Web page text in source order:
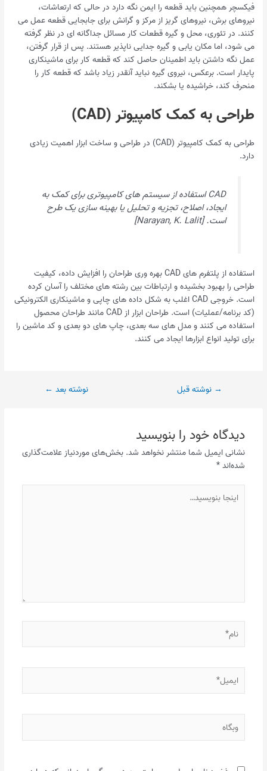
فیکسچر همچنین باید قطعه را ایمن نگه دارد در حالی که ارتعاشات،
نیروهای برش، نیروهای گریز از مرکز و گرانش برای جابجایی قطعه عمل می
کنند. در تئوری، محل و گیره قطعات کار مسائل جداگانه ای در نظر گرفته
می شود، اما مکان یابی و گیره جدایی ناپذیر هستند. پس از قرار گرفتن،
عمل نگه داشتن باید اطمینان حاصل کند که قطعه کار برای ماشینکاری
پایدار است. برعکس، نیروی گیره نباید آنقدر زیاد باشد که قطعه کار را
منحرف کند، خراشیده یا بشکند.
طراحی به کمک کامپیوتر (CAD)
طراحی به کمک کامپیوتر (CAD) در طراحی و ساخت ابزار اهمیت زیادی
دارد.
CAD استفاده از سیستم های کامپیوتری برای کمک به
ایجاد، اصلاح، تجزیه و تحلیل یا بهینه سازی یک طرح
است. [Narayan, K. Lalit]
استفاده از پلتفرم های CAD بهره وری طراحان را افزایش داده، کیفیت
طراحی را بهبود بخشیده و ارتباطات بین رشته های مختلف را آسان کرده
است. خروجی CAD اغلب به شکل داده های چاپی و ماشینکاری الکترونیکی
(کد برنامه/عملیات) است. طراحان ابزار از CAD مانند طراحان محصول
استفاده می کنند و مدل های سه بعدی، چاپ های دو بعدی و کد ماشین را
برای تولید انواع ابزارها ایجاد می کنند.
→ نوشته قبل نوشته بعد ←
دیدگاه‌ خود را بنویسید
نشانی ایمیل شما منتشر نخواهد شد. بخش‌های موردنیاز علامت‌گذاری
شده‌اند*
بنویسید…
وبگاه